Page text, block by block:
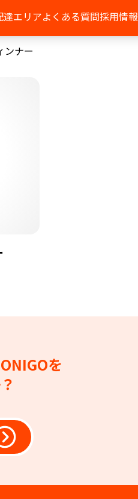
達エリアよくある質問採用情報
ンナー
ONIGOを